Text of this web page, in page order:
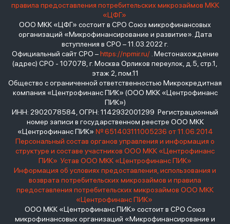
правила предоставления потребительских микрозаймов МКК
«ЦФГ»
ООО МКК «ЦФГ» состоит в СРО Союз микрофинансовых
организаций «Микрофинансирование и развитие». Дата
вступления в СРО – 11.03.2022 г.
Официальный сайт СРО –https://npmir.ru/. Местонахождение
(адрес) СРО - 107078, г. Москва Орликов переулок, д.5, стр.1,
этаж 2, пом.11
Общество с ограниченной ответственностью Микрокредитная
компания «Центрофинанс ПИК» (ООО МКК «Центрофинанс
ПИК»)
ИНН: 2902078584, ОГРН: 1142932001299 Регистрационный
номер записи в государственном реестре ООО МКК
«Центрофинанс ПИК» № 651403111005236 от 11.06.2014
Персональный состав органов управления и информация о
структуре и составе участников ООО МКК «Центрофинанс
ПИК» Устав ООО МКК «Центрофинанс ПИК»
Информация об условиях предоставления, использования и
возврата потребительских микрозаймов и правила
предоставления потребительских микрозаймов ООО МКК
«Центрофинанс ПИК»
ООО МКК «Центрофинанс ПИК» состоит в СРО Союз
микрофинансовых организаций «Микрофинансирование и